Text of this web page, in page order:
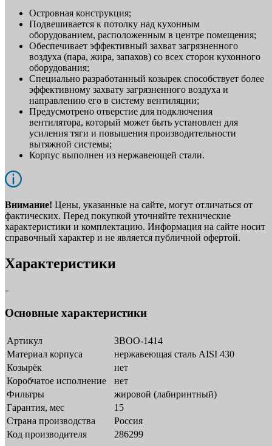
Островная конструкция;
Подвешивается к потолку над кухонным
оборудованием, расположенным в центре помещения;
Обеспечивает эффективный захват загрязненного
воздуха (пара, жира, запахов) со всех сторон кухонного
оборудования;
Специально разработанный козырек способствует более
эффективному захвату загрязненного воздуха и
направлению его в систему вентиляции;
Предусмотрено отверстие для подключения
вентилятора, который может быть установлен для
усиления тяги и повышения производительности
вытяжной системы;
Корпус выполнен из нержавеющей стали.
Внимание! Цены, указанные на сайте, могут отличаться от
фактических. Перед покупкой уточняйте технические
характеристики и комплектацию. Информация на сайте носит
справочный характер и не является публичной офертой.
Характеристики
Основные характеристики
Артикул
ЗВОО-1414
Материал корпуса
нержавеющая сталь AISI 430
Козырёк
нет
Коробчатое исполнение
нет
Фильтры
жировой (лабиринтный)
Гарантия, мес
15
Страна производства
Россия
Код производителя
286299